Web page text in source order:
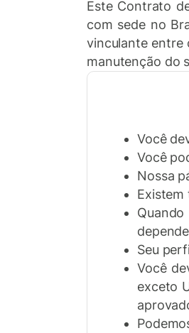
Este Contrato
com sede no
vinculante entre
manutenção do
Você
Você
Nossa
Existem
Seu
Você
exceto